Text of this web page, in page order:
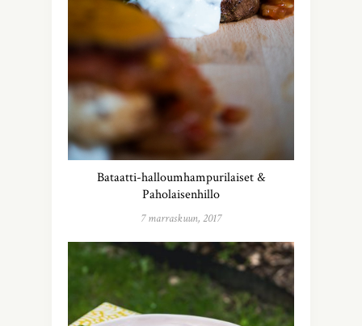
Bataatti-halloumhampurilaiset &
Paholaisenhillo
7 marraskuun, 2017